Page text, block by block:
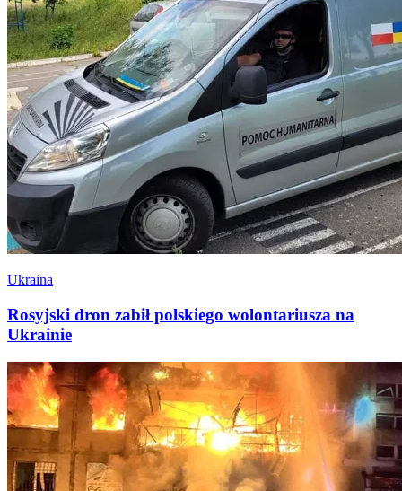
Ukraina
Rosyjski dron zabił polskiego wolontariusza na
Ukrainie